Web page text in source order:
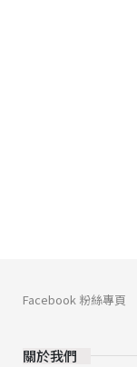
關於我們
Facebook 粉絲專頁